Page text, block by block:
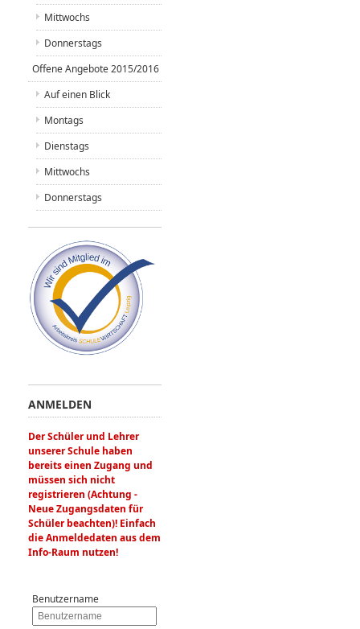
Mittwochs
Donnerstags
Offene Angebote 2015/2016
Auf einen Blick
Montags
Dienstags
Mittwochs
Donnerstags
ANMELDEN
Der Schüler und Lehrer
unserer Schule haben
bereits einen Zugang und
müssen sich nicht
registrieren (Achtung -
Neue Zugangsdaten für
Schüler beachten)! Einfach
die Anmeldedaten aus dem
Info-Raum nutzen!
Benutzername